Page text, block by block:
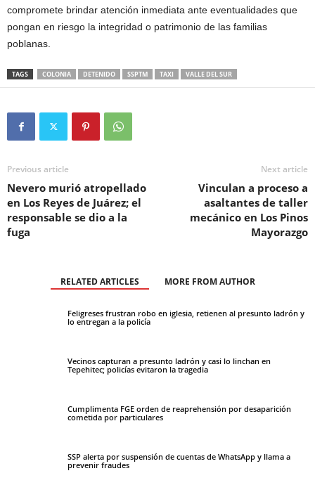
compromete brindar atención inmediata ante eventualidades que
pongan en riesgo la integridad o patrimonio de las familias
poblanas.
TAGS COLONIA DETENIDO SSPTM TAXI VALLE DEL SUR
Previous article
Nevero murió atropellado
en Los Reyes de Juárez; el
responsable se dio a la
fuga
Next article
Vinculan a proceso a
asaltantes de taller
mecánico en Los Pinos
Mayorazgo
RELATED ARTICLES MORE FROM AUTHOR
Feligreses frustran robo en iglesia, retienen al presunto ladrón y
lo entregan a la policía
Vecinos capturan a presunto ladrón y casi lo linchan en
Tepehitec; policías evitaron la tragedia
Cumplimenta FGE orden de reaprehensión por desaparición
cometida por particulares
SSP alerta por suspensión de cuentas de WhatsApp y llama a
prevenir fraudes